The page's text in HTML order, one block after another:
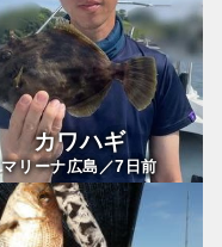
カワハギ
マリーナ広島／7 日前